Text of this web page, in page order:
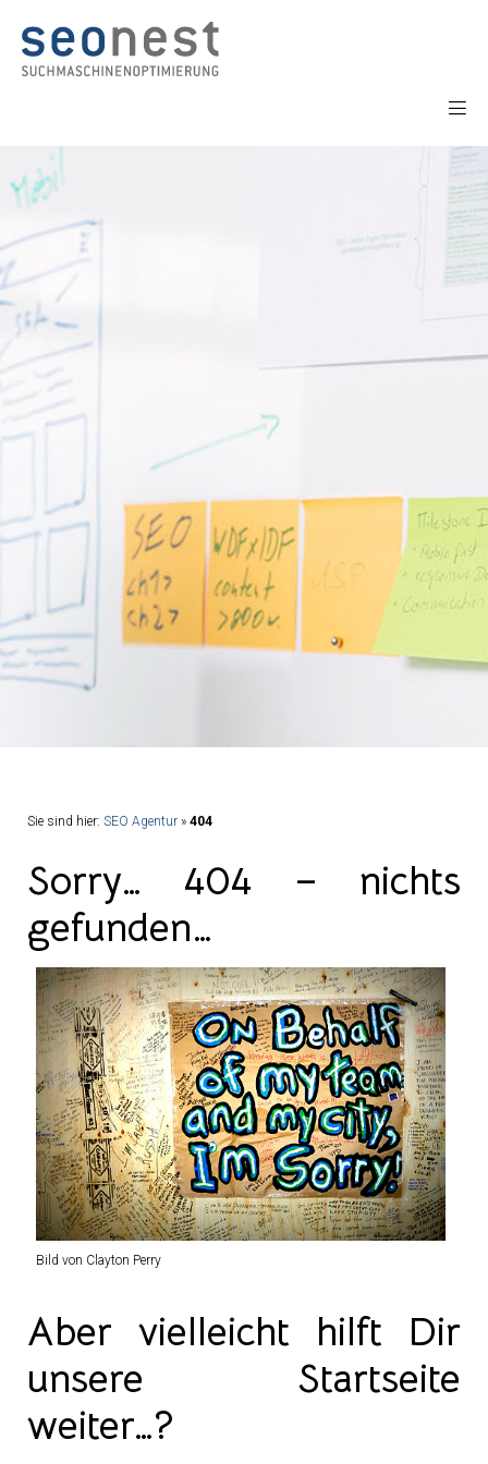
Sie sind hier: SEO Agentur » 404
Sorry… 404 – nichts
gefunden…
Bild von Clayton Perry
Aber vielleicht hilft Dir
unsere Startseite
weiter…?